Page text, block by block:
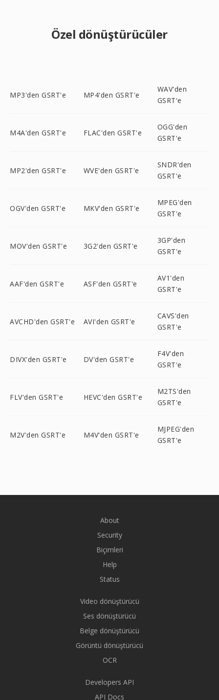
Özel dönüştürücüler
MP3'den GSRT'e MP4'den GSRT'e
WAV'den
GSRT'e
M4A'den GSRT'e FLAC'den GSRT'e
OGG'den
GSRT'e
MP2'den GSRT'e WVE'den GSRT'e
SNDR'den
GSRT'e
OGV'den GSRT'e MKV'den GSRT'e
MPEG'den
GSRT'e
MOV'den GSRT'e 3G2'den GSRT'e
3GP'den
GSRT'e
AAF'den GSRT'e ASF'den GSRT'e
AV1'den
GSRT'e
AVCHD'den GSRT'e AVI'den GSRT'e
CAVS'den
GSRT'e
DIVX'den GSRT'e DV'den GSRT'e
F4V'den
GSRT'e
FLV'den GSRT'e HEVC'den GSRT'e
M2TS'den
GSRT'e
M2V'den GSRT'e M4V'den GSRT'e
MJPEG'den
GSRT'e
About
Security
Biçimleri
Help
Status
Video dönüştürücü
Ses dönüştürücü
Belge dönüştürücü
Görüntü dönüştürücü
OCR
Developers API
API Docs